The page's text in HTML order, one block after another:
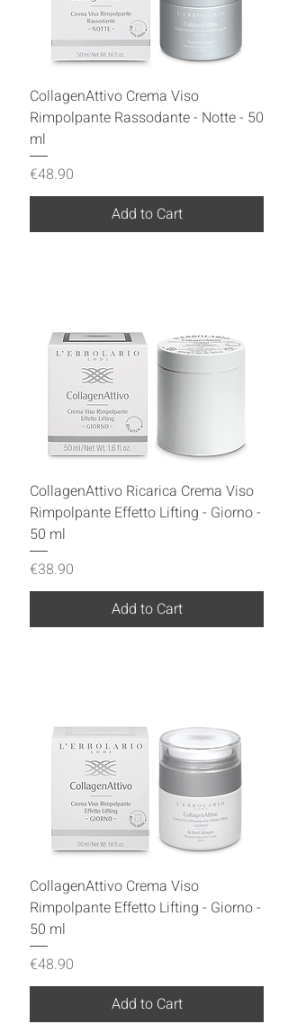
CollagenAttivo Crema Viso
Rimpolpante Rassodante - Notte - 50
ml
Price
€48.90
Add to Cart
CollagenAttivo Ricarica Crema Viso
Rimpolpante Effetto Lifting - Giorno -
50 ml
Price
€38.90
Add to Cart
CollagenAttivo Crema Viso
Rimpolpante Effetto Lifting - Giorno -
50 ml
Price
€48.90
Add to Cart